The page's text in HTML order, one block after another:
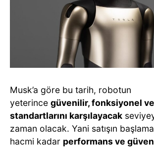
Musk’a göre bu tarih, robotun
yeterince güvenilir, fonksiyonel
standartlarını karşılayacak
zaman olacak. Yani satışın
hacmi kadar performans ve